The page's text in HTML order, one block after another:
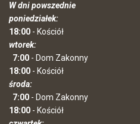
W dni powszednie
poniedziałek:
18:00 - Kościół
wtorek:
7:00 - Dom Zakonny
18:00 - Kościół
środa:
7:00 - Dom Zakonny
18:00 - Kościół